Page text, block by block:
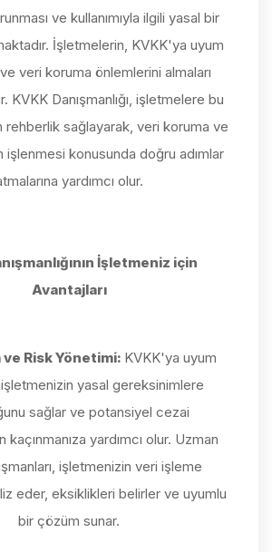
ve kullanımıyla ilgili yasal bir
İşletmelerin, KVKK'ya uyum
veri koruma önlemlerini almaları
KVKK Danışmanlığı, işletmelere bu
rehberlik sağlayarak, veri koruma ve
işlenmesi konusunda doğru adımlar
yardımcı olur.
İşletmeniz için
Avantajları
ve Risk Yönetimi: KVKK'ya uyum
yasal gereksinimlere
sağlar ve potansiyel cezai
kaçınmanıza yardımcı olur. Uzman
işletmenizin veri işleme
eder, eksiklikleri belirler ve uyumlu
bir çözüm sunar.